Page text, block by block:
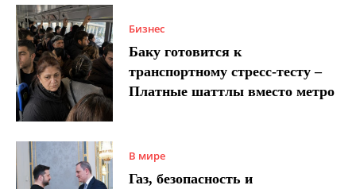
Бизнес
Баку готовится к
транспортному стресс-тесту –
Платные шаттлы вместо метро
В мире
Газ, безопасность и